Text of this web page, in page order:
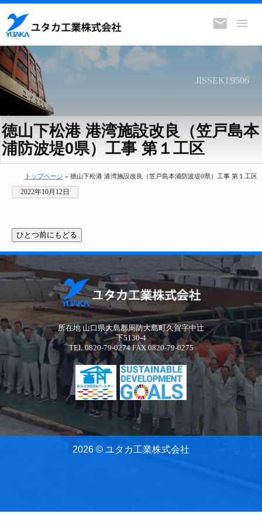
JISSEKI 9506
徳山下松港 港湾施設改良（笠戸島本
浦防波堤0県）工事 第１工区
トップページ » 徳山下松港 港湾施設改良（笠戸島本浦防波堤0県）工事 第１工区
2022年10月12日
所在地 山口県大島郡周防大島町久賀字中辻
下5130-4
TEL.0820-79-0274 FAX.0820-79-0275
2026 © ユタカ工業株式会社